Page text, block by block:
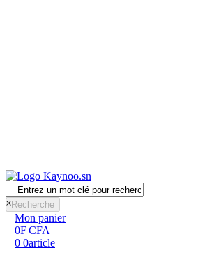
×Recherche
Mon panier
0F CFA
0 0article